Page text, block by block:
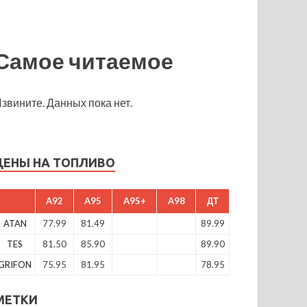
читаемое
Данных пока нет.
НА ТОПЛИВО
A92 A95 A95+ A98 ДТ
ATAN 77.99 81.49
89.99
TES
81.50 85.90
89.90
75.95 81.95 78.95